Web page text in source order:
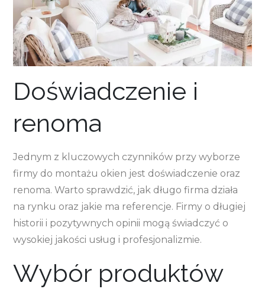
Doświadczenie i
renoma
Jednym z kluczowych czynników przy wyborze
firmy do montażu okien jest doświadczenie oraz
renoma. Warto sprawdzić, jak długo firma działa
na rynku oraz jakie ma referencje. Firmy o długiej
historii i pozytywnych opinii mogą świadczyć o
wysokiej jakości usług i profesjonalizmie.
Wybór produktów